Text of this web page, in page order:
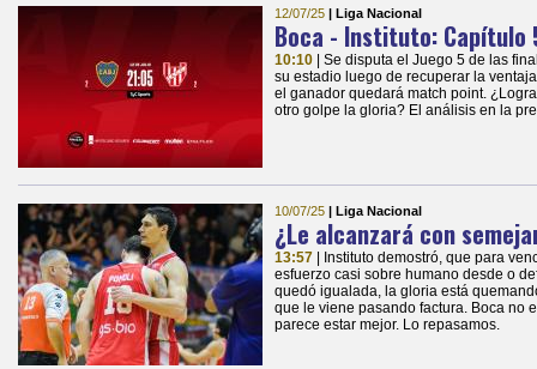
12/07/25 | Liga Nacional
Boca - Instituto: Capítulo
10:10
| Se disputa el Juego 5 de las
su estadio luego de recuperar la
el ganador quedará match point.
otro golpe la gloria? El análisis en la
10/07/25 | Liga Nacional
¿Le alcanzará con
13:57
| Instituto demostró, que para
esfuerzo casi sobre humano desde o
quedó igualada, la gloria está
que le viene pasando factura. Boca no
parece estar mejor. Lo repasamos.